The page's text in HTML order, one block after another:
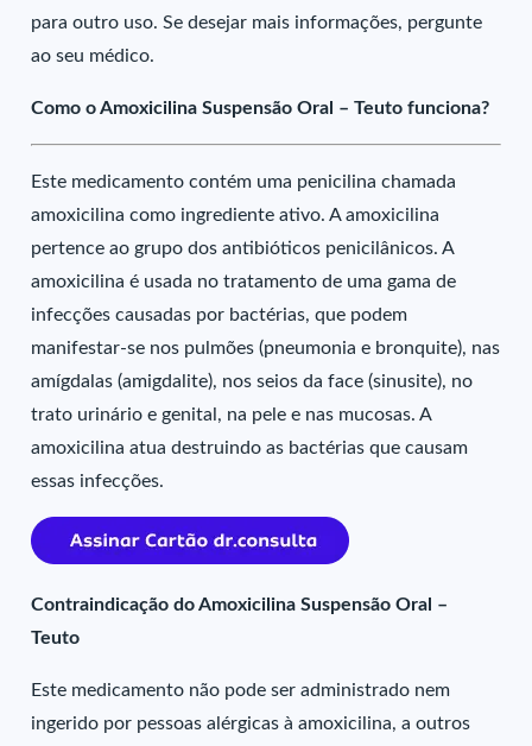
para outro uso. Se desejar mais informações, pergunte
ao seu médico.
Como o Amoxicilina Suspensão Oral – Teuto funciona?
Este medicamento contém uma penicilina chamada
amoxicilina como ingrediente ativo. A amoxicilina
pertence ao grupo dos antibióticos penicilânicos. A
amoxicilina é usada no tratamento de uma gama de
infecções causadas por bactérias, que podem
manifestar-se nos pulmões (pneumonia e bronquite), nas
amígdalas (amigdalite), nos seios da face (sinusite), no
trato urinário e genital, na pele e nas mucosas. A
amoxicilina atua destruindo as bactérias que causam
essas infecções.
Contraindicação do Amoxicilina Suspensão Oral –
Teuto
Este medicamento não pode ser administrado nem
ingerido por pessoas alérgicas à amoxicilina, a outros